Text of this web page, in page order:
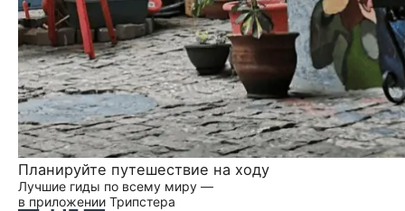
Планируйте путешествие на ходу
Лучшие гиды по всему миру —
в приложении Трипстера